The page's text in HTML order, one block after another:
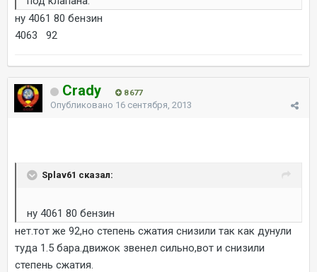
ну 4061 80 бензин
4063 92
Crady 8 677
Опубликовано 16 сентября, 2013
Splav61 сказал:
ну 4061 80 бензин
нет.тот же 92,но степень сжатия снизили так как дунули
туда 1.5 бара.движок звенел сильно,вот и снизили
степень сжатия.